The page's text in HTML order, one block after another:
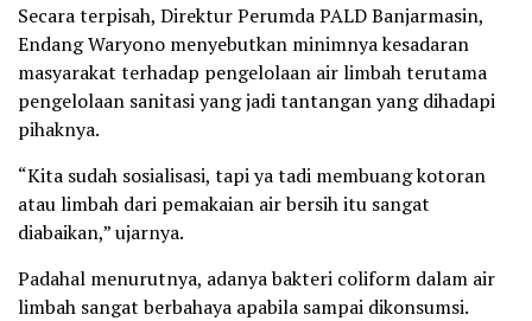
Secara terpisah, Direktur Perumda PALD Banjarmasin,
Endang Waryono menyebutkan minimnya kesadaran
masyarakat terhadap pengelolaan air limbah terutama
pengelolaan sanitasi yang jadi tantangan yang dihadapi
pihaknya.
“Kita sudah sosialisasi, tapi ya tadi membuang kotoran
atau limbah dari pemakaian air bersih itu sangat
diabaikan,” ujarnya.
Padahal menurutnya, adanya bakteri coliform dalam air
limbah sangat berbahaya apabila sampai dikonsumsi.